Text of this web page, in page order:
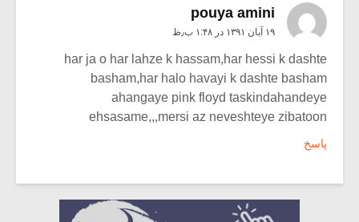
pouya amini
۱۹ آبان ۱۳۹۱ در ۱:۴۸ ب٫ظ
har ja o har lahze k hassam,har hessi k dashte
basham,har halo havayi k dashte basham
ahangaye pink floyd taskindahandeye
ehsasame,,,mersi az neveshteye zibatoon
پاسخ